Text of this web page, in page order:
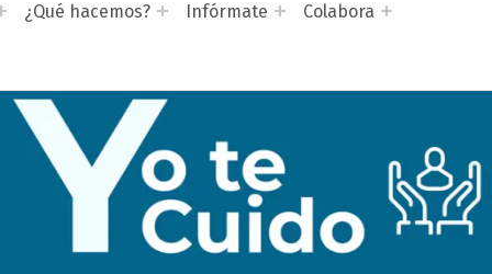
¿Qué hacemos? Infórmate Colabora